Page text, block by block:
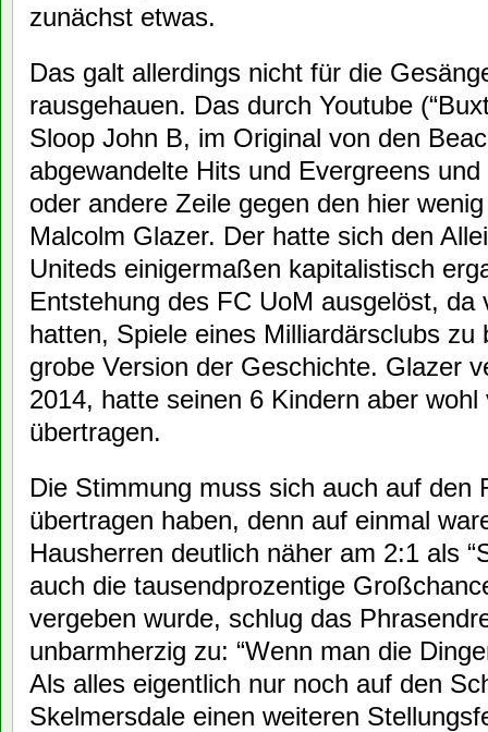
zunächst etwas.
Das galt allerdings nicht für die
rausgehauen. Das durch Youtube
Sloop John B, im Original von den
abgewandelte Hits und Evergreens
oder andere Zeile gegen den hier
Malcolm Glazer. Der hatte sich den
Uniteds einigermaßen kapitalistisch
Entstehung des FC UoM ausgelöst, da
hatten, Spiele eines Milliardärsclubs zu
grobe Version der Geschichte. Glazer
2014, hatte seinen 6 Kindern aber
übertragen.
Die Stimmung muss sich auch auf den
übertragen haben, denn auf einmal
Hausherren deutlich näher am 2:1 als
auch die tausendprozentige
vergeben wurde, schlug das
unbarmherzig zu: “Wenn man die
Als alles eigentlich nur noch auf den
Skelmersdale einen weiteren